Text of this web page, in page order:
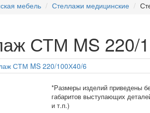
мебель Стеллажи медицинские
СТМ MS 220/
*Размеры изделий приведены
габаритов выступающих
и т.п.)